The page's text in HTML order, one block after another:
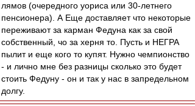
лямов (очередного уориса или 30-летнего
пенсионера). А Еще доставляет что некоторые
переживают за карман Федуна как за свой
собственный, чо за херня то. Пусть и НЕГРА
пылит и еще кого то купят. Нужно чемпионство
- и лично мне без разницы сколько это будет
стоить Федуну - он и так у нас в запредельном
долгу.